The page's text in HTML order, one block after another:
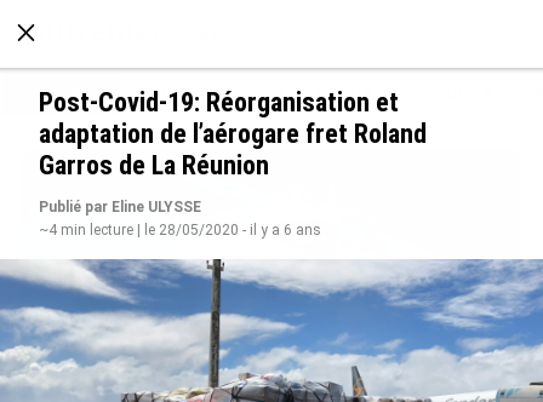
À LA UNE POLITIQUE ECONOMIE
Post-Covid-19: Réorganisation et
adaptation de l’aérogare fret Roland
Garros de La Réunion
Publié par Eline ULYSSE
~4 min lecture | le 28/05/2020 - il y a 6 ans